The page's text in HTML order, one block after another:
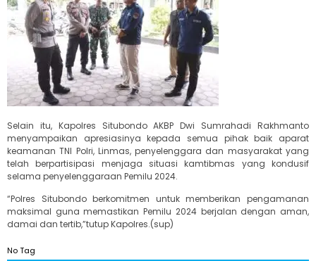
Selain itu, Kapolres Situbondo AKBP Dwi Sumrahadi Rakhmanto
menyampaikan apresiasinya kepada semua pihak baik aparat
keamanan TNI Polri, Linmas, penyelenggara dan masyarakat yang
telah berpartisipasi menjaga situasi kamtibmas yang kondusif
selama penyelenggaraan Pemilu 2024.
“Polres Situbondo berkomitmen untuk memberikan pengamanan
maksimal guna memastikan Pemilu 2024 berjalan dengan aman,
damai dan tertib,”tutup Kapolres.(sup)
No Tag